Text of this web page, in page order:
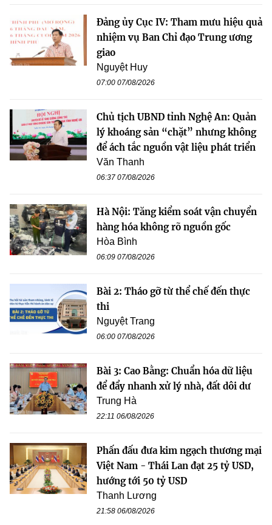
Đảng ủy Cục IV: Tham mưu hiệu quả
nhiệm vụ Ban Chỉ đạo Trung ương
giao
Nguyệt Huy
07:00 07/08/2026
Chủ tịch UBND tỉnh Nghệ An: Quản
lý khoáng sản “chặt” nhưng không
để ách tắc nguồn vật liệu phát triển
Văn Thanh
06:37 07/08/2026
Hà Nội: Tăng kiểm soát vận chuyển
hàng hóa không rõ nguồn gốc
Hòa Bình
06:09 07/08/2026
Bài 2: Tháo gỡ từ thể chế đến thực
thi
Nguyệt Trang
06:00 07/08/2026
Bài 3: Cao Bằng: Chuẩn hóa dữ liệu
để đẩy nhanh xử lý nhà, đất dôi dư
Trung Hà
22:11 06/08/2026
Phấn đấu đưa kim ngạch thương mại
Việt Nam - Thái Lan đạt 25 tỷ USD,
hướng tới 50 tỷ USD
Thanh Lương
21:58 06/08/2026